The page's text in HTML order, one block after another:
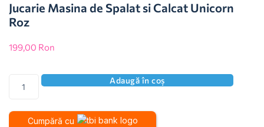
Jucarie Masina de Spalat si Calcat Unicorn
Roz
199,00 Ron
Adaugă în coș
Cumpără cu